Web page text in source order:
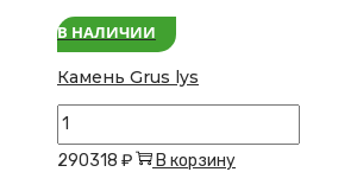
В НАЛИЧИИ
Камень Grus lys
Количество
товара
290318 ₽ В корзину